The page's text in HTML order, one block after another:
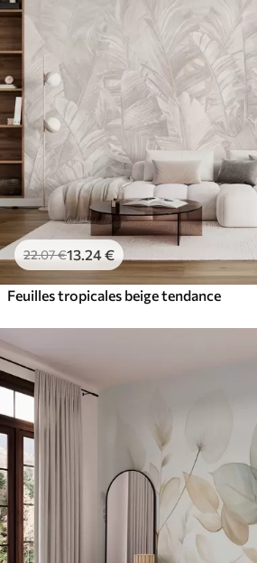
22.07€13 .24€
Feuilles tropicales beige tendance